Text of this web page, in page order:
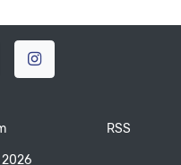
RSS